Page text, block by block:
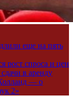
еще на пять
рост спроса и цен
в аренду
— о
2»